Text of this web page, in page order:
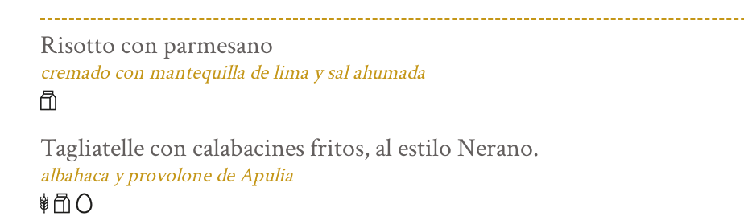
Risotto con parmesano
cremado con mantequilla de lima y sal ahumada
Tagliatelle con calabacines fritos, al estilo Nerano.
albahaca y provolone de Apulia